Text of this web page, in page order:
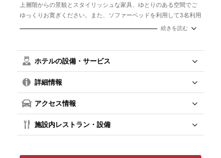
上層階からの景観とスタイリッシュな家具、ゆとりのある空間でご
ゆっくりお寛ぎください。また、ソファーベッドを利用して3名利用
続きを読む
ホテルの設備・サービス
詳細情報
アクセス情報
施設内レストラン・設備